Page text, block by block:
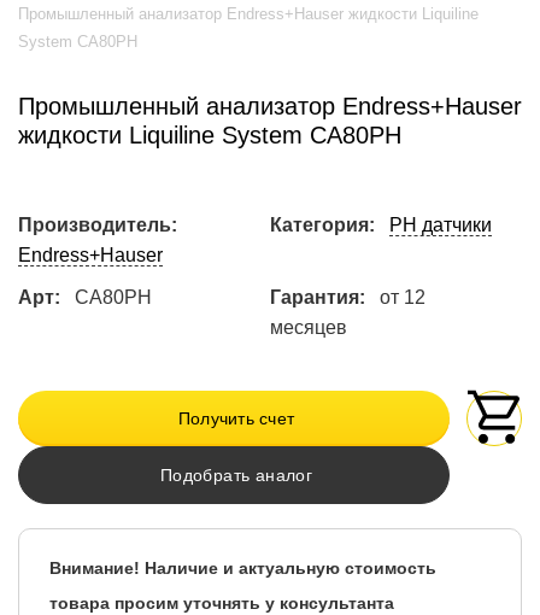
Промышленный анализатор Endress+Hauser жидкости Liquiline
System CA80PH
Промышленный анализатор Endress+Hauser
жидкости Liquiline System CA80PH
Производитель:
Endress+Hauser
Категория: PH датчики
Арт: CA80PH Гарантия:
от 12
месяцев
Получить счет
Подобрать аналог
Внимание! Наличие и актуальную стоимость
товара просим уточнять у консультанта